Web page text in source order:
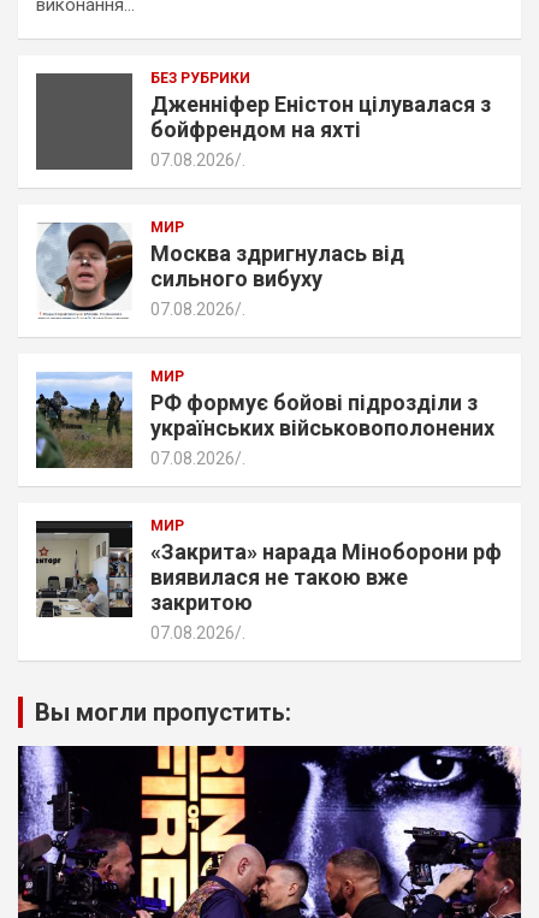
БЕЗ РУБРИКИ
Дженніфер Еністон цілувалася з
бойфрендом на яхті
07.08.2026
МИР
Москва здригнулась від
сильного вибуху
07.08.2026
МИР
РФ формує бойові підрозділи з
українських військовополонених
07.08.2026
МИР
«Закрита» нарада Міноборони рф
виявилася не такою вже
закритою
07.08.2026
Вы могли пропустить: